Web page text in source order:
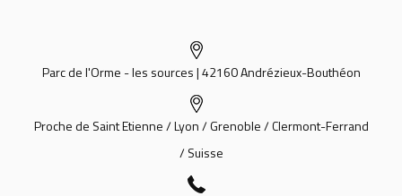
Parc de l'Orme - les sources | 42160 Andrézieux-Bouthéon
Proche de Saint Etienne / Lyon / Grenoble / Clermont-Ferrand
/ Suisse